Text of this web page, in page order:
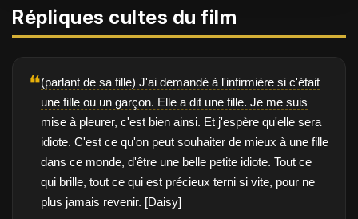
Répliques cultes du film
❝(parlant de sa fille) J'ai demandé à l'infirmière si c'était
une fille ou un garçon. Elle a dit une fille. Je me suis
mise à pleurer, c'est bien ainsi. Et j'espère qu'elle sera
idiote. C'est ce qu'on peut souhaiter de mieux à une fille
dans ce monde, d'être une belle petite idiote. Tout ce
qui brille, tout ce qui est précieux terni si vite, pour ne
plus jamais revenir. [Daisy]